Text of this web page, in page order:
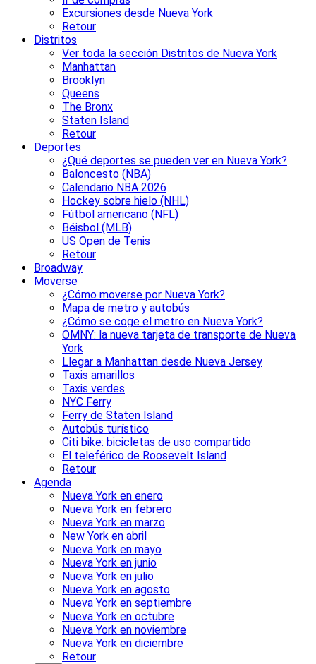
Excursiones desde Nueva York
Retour
Distritos
Ver toda la sección Distritos de Nueva York
Manhattan
Brooklyn
Queens
The Bronx
Staten Island
Retour
Deportes
¿Qué deportes se pueden ver en Nueva York?
Baloncesto (NBA)
Calendario NBA 2026
Hockey sobre hielo (NHL)
Fútbol americano (NFL)
Béisbol (MLB)
US Open de Tenis
Retour
Broadway
Moverse
¿Cómo moverse por Nueva York?
Mapa de metro y autobús
¿Cómo se coge el metro en Nueva York?
OMNY: la nueva tarjeta de transporte de Nueva
York
Llegar a Manhattan desde Nueva Jersey
Taxis amarillos
Taxis verdes
NYC Ferry
Ferry de Staten Island
Autobús turístico
Citi bike: bicicletas de uso compartido
El teleférico de Roosevelt Island
Retour
Agenda
Nueva York en enero
Nueva York en febrero
Nueva York en marzo
New York en abril
Nueva York en mayo
Nueva York en junio
Nueva York en julio
Nueva York en agosto
Nueva York en septiembre
Nueva York en octubre
Nueva York en noviembre
Nueva York en diciembre
Retour